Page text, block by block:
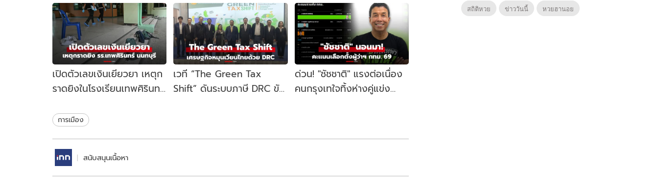
เปิดตัวเลขเงินเยียวยา เหตุก
ราดยิงในโรงเรียนเทพศิรินทร์
เวที “The Green Tax
Shift” ดันระบบภาษี DRC ขับ
ด่วน! "ชัชชาติ" แรงต่อเนื่อง
คนกรุงเทใจทิ้งห่างคู่แข่ง
การเมือง
สนับสนุนเนื้อหา
สถิติหวย
ข่าววันนี้ หวยฮานอย